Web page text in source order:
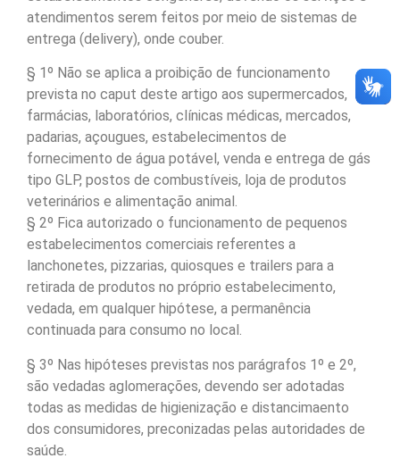
atendimentos serem feitos por meio de sistemas de
entrega (delivery), onde couber.
§ 1º Não se aplica a proibição de funcionamento
prevista no caput deste artigo aos supermercados,
farmácias, laboratórios, clínicas médicas, mercados,
padarias, açougues, estabelecimentos de
fornecimento de água potável, venda e entrega de gás
tipo GLP, postos de combustíveis, loja de produtos
veterinários e alimentação animal.
§ 2º Fica autorizado o funcionamento de pequenos
estabelecimentos comerciais referentes a
lanchonetes, pizzarias, quiosques e trailers para a
retirada de produtos no próprio estabelecimento,
vedada, em qualquer hipótese, a permanência
continuada para consumo no local.
§ 3º Nas hipóteses previstas nos parágrafos 1º e 2º,
são vedadas aglomerações, devendo ser adotadas
todas as medidas de higienização e distancimaento
dos consumidores, preconizadas pelas autoridades de
saúde.